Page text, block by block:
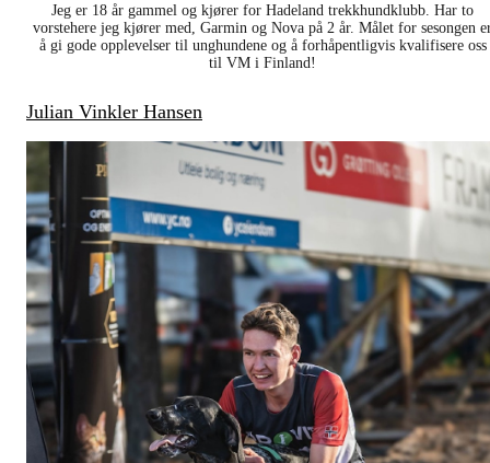
Jeg er 18 år gammel og kjører for Hadeland trekkhundklubb. Har to
vorstehere jeg kjører med, Garmin og Nova på 2 år. Målet for sesongen
å gi gode opplevelser til unghundene og å forhåpentligvis kvalifisere oss
til VM i Finland!
Julian Vinkler Hansen